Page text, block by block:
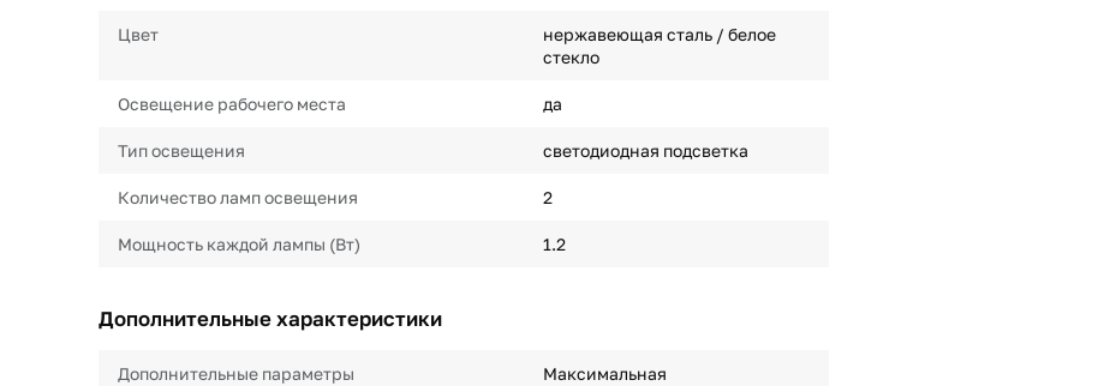
Цвет
нержавеющая сталь / белое
стекло
Освещение рабочего места да
Тип освещения светодиодная подсветка
Количество ламп освещения 2
Мощность каждой лампы (Вт) 1.2
Дополнительные характеристики
Дополнительные параметры
Максимальная